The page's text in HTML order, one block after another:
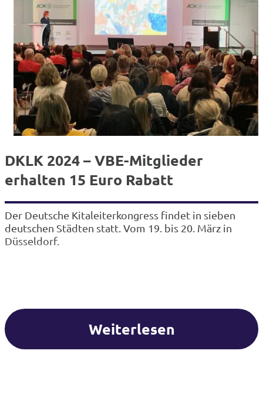
DKLK 2024 – VBE-Mitglieder
erhalten 15 Euro Rabatt
Der Deutsche Kitaleiterkongress findet in sieben
deutschen Städten statt. Vom 19. bis 20. März in
Düsseldorf.
Weiterlesen